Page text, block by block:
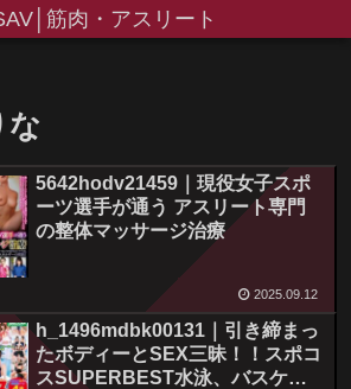
筋肉・アスリート
な
5642hodv21459｜現役女子スポ
ーツ選手が通う アスリート専門
の整体マッサージ治療
2025.09.12
h_1496mdbk00131｜引き締まっ
たボディーとSEX三昧！！スポコ
スSUPERBEST水泳、バスケ…